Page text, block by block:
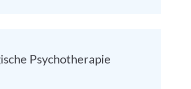
Psycho­therapie